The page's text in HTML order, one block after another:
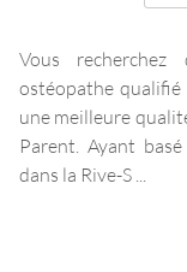
Vous
ostéopathe
une meilleure
Parent. Ayant
dans la Rive-S ...